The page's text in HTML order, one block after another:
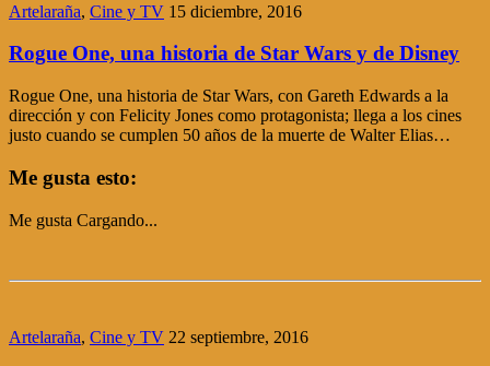
Artelaraña, Cine y TV 15 diciembre, 2016
Rogue One, una historia de Star Wars y de Disney
Rogue One, una historia de Star Wars, con Gareth Edwards a la
dirección y con Felicity Jones como protagonista; llega a los cines
justo cuando se cumplen 50 años de la muerte de Walter Elias…
Me gusta esto:
Me gusta Cargando...
Artelaraña, Cine y TV 22 septiembre, 2016